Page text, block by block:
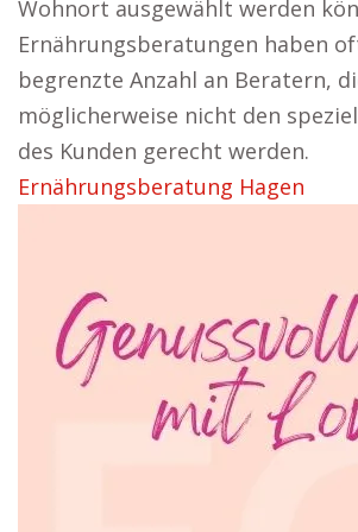
Wohnort ausgewählt werden
Ernährungsberatungen haben
begrenzte Anzahl an Beratern,
möglicherweise nicht den
des Kunden gerecht werden.
Ernährungsberatung Hagen